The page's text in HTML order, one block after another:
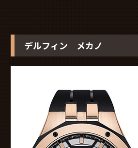
デルフィン メカノ